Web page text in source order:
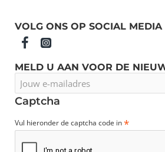
VOLG ONS OP SOCIAL MEDIA
MELD U AAN VOOR DE
e-
mailadres
Captcha
Vul hieronder de captcha code in